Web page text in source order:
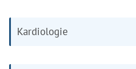
Kardiologie